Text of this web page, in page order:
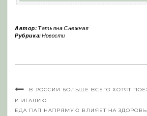
Автор: Татьяна Снежная
Рубрика:Новости
В РОССИИ БОЛЬШЕ ВСЕГО ХОТЯТ
И ИТАЛИЮ
ЕДА ПАП НАПРЯМУЮ ВЛИЯЕТ НА